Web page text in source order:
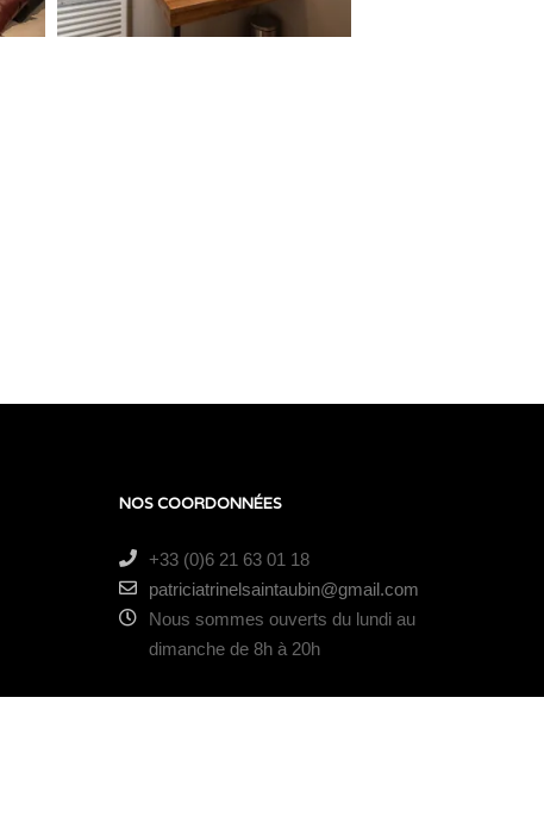
NOS COORDONNÉES
+33 (0)6 21 63 01 18
patriciatrinelsaintaubin@gmail.com
Nous sommes ouverts du lundi au
dimanche de 8h à 20h